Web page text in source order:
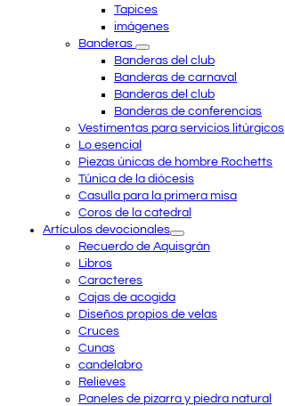
Tapices
imágenes
Banderas
Banderas del club
Banderas de carnaval
Banderas del club
Banderas de conferencias
Vestimentas para servicios litúrgicos
Lo esencial
Piezas únicas de hombre Rochetts
Túnica de la diócesis
Casulla para la primera misa
Coros de la catedral
Artículos devocionales
Recuerdo de Aquisgrán
Libros
Caracteres
Cajas de acogida
Diseños propios de velas
Cruces
Cunas
candelabro
Relieves
Paneles de pizarra y piedra natural